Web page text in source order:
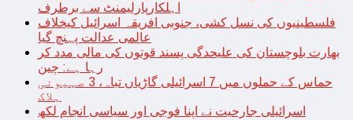
اہلکارپارلیمنٹ سے برطرف
فلسطینیوں کی نسل کشی، جنوبی افریقہ اسرائیل کیخلاف
عالمی عدالت پہنچ گیا
بھارت بلوچستان کی علیحدگی پسند قوتوں کی مالی مدد کر
رہا ہے: چین
حماس کے حملوں میں 7 اسرائیلی گاڑیاں تباہ، 3 صہیونی
ہلاک
اسرائیلی جارحیت نے اپنا فوجی اور سیاسی انجام لکھ